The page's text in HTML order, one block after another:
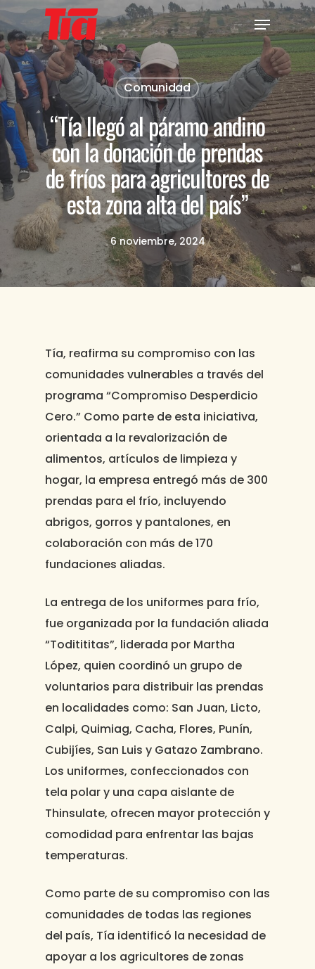
Skip
to
main
content
Menu
Comunidad
“Tía llegó al páramo andino
con la donación de prendas
de fríos para agricultores de
esta zona alta del país”
6 noviembre, 2024
Tía, reafirma su compromiso con las
comunidades vulnerables a través del
programa “Compromiso Desperdicio
Cero.” Como parte de esta iniciativa,
orientada a la revalorización de
alimentos, artículos de limpieza y
hogar, la empresa entregó más de 300
prendas para el frío, incluyendo
abrigos, gorros y pantalones, en
colaboración con más de 170
fundaciones aliadas.
La entrega de los uniformes para frío,
fue organizada por la fundación aliada
“Toditititas”, liderada por Martha
López, quien coordinó un grupo de
voluntarios para distribuir las prendas
en localidades como: San Juan, Licto,
Calpi, Quimiag, Cacha, Flores, Punín,
Cubijíes, San Luis y Gatazo Zambrano.
Los uniformes, confeccionados con
tela polar y una capa aislante de
Thinsulate, ofrecen mayor protección y
comodidad para enfrentar las bajas
temperaturas.
Como parte de su compromiso con las
comunidades de todas las regiones
del país, Tía identificó la necesidad de
apoyar a los agricultores de zonas
Close
Menu